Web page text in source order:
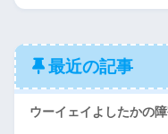
最近の記事
ウーイェイよしたかの